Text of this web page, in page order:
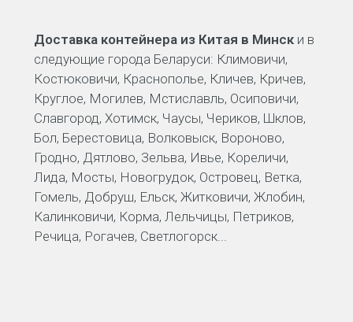
Доставка контейнера из Китая в Мински в
следующие города Беларуси: Климовичи,
Костюковичи, Краснополье, Кличев, Кричев,
Круглое, Могилев, Мстиславль, Осиповичи,
Славгород, Хотимск, Чаусы, Чериков, Шклов,
Бол, Берестовица, Волковыск, Вороново,
Гродно, Дятлово, Зельва, Ивье, Кореличи,
Лида, Мосты, Новогрудок, Островец, Ветка,
Гомель, Добруш, Ельск, Житковичи, Жлобин,
Калинковичи, Корма, Лельчицы, Петриков,
Речица, Рогачев, Светлогорск...